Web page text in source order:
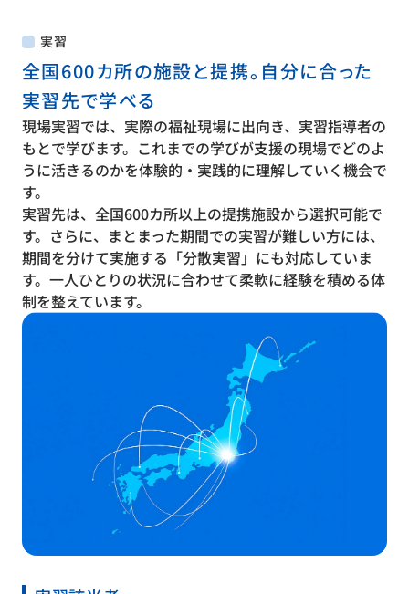
実習
全国600カ所の施設と提携。自分に合った
実習先で学べる
現場実習では、実際の福祉現場に出向き、実習指導者の
もとで学びます。これまでの学びが支援の現場でどのよ
うに活きるのかを体験的・実践的に理解していく機会で
す。
実習先は、全国600カ所以上の提携施設から選択可能で
す。さらに、まとまった期間での実習が難しい方には、
期間を分けて実施する「分散実習」にも対応していま
す。一人ひとりの状況に合わせて柔軟に経験を積める体
制を整えています。